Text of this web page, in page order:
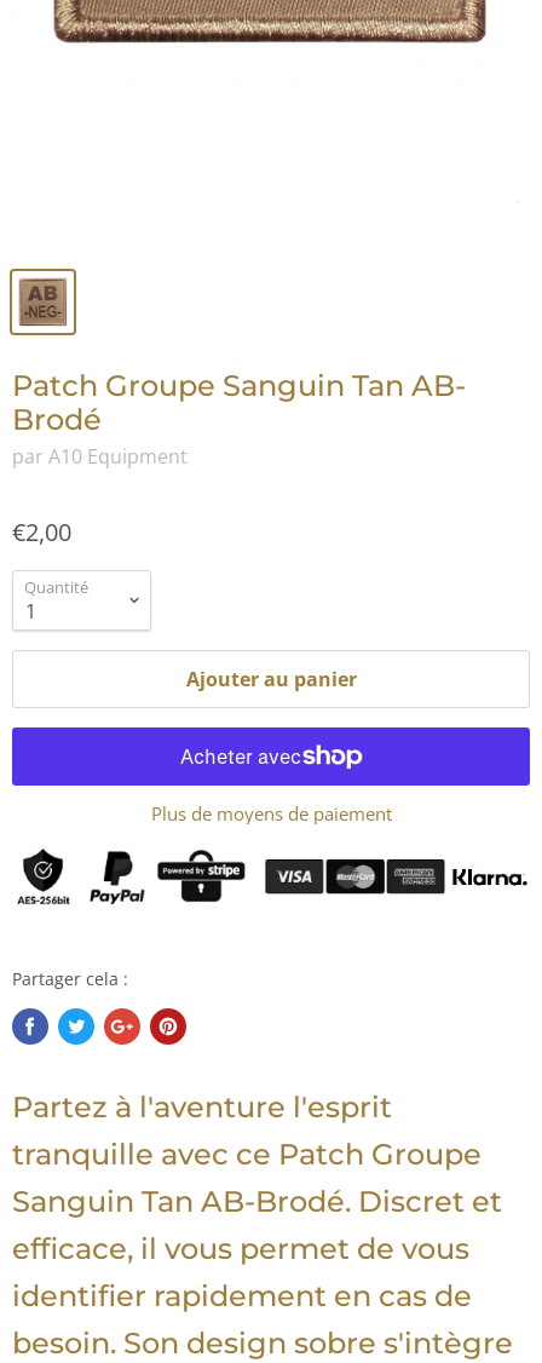
Patch Groupe Sanguin Tan AB-
Brodé
par A10 Equipment
€2,00
Quantité
Ajouter au panier
Plus de moyens de paiement
Partager cela :
Partez à l'aventure l'esprit
tranquille avec ce Patch Groupe
Sanguin Tan AB-Brodé. Discret et
efficace, il vous permet de vous
identifier rapidement en cas de
besoin. Son design sobre s'intègre